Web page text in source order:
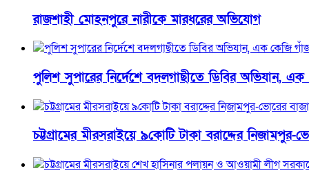
রাজশাহী মোহনপুরে নারীকে মারধরের অভিযোগ
পুলিশ সুপারের নির্দেশে বদলগাছীতে ডিবির অভিযান,
চট্টগ্রামের মীরসরাইয়ে ৯কোটি টাকা বরাদ্দের